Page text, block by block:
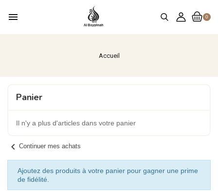
0
menu
Accueil
Panier
Il n'y a plus d'articles dans votre panier
chevron_left Continuer mes achats
Ajoutez des produits à votre panier pour gagner une prime
de fidélité.